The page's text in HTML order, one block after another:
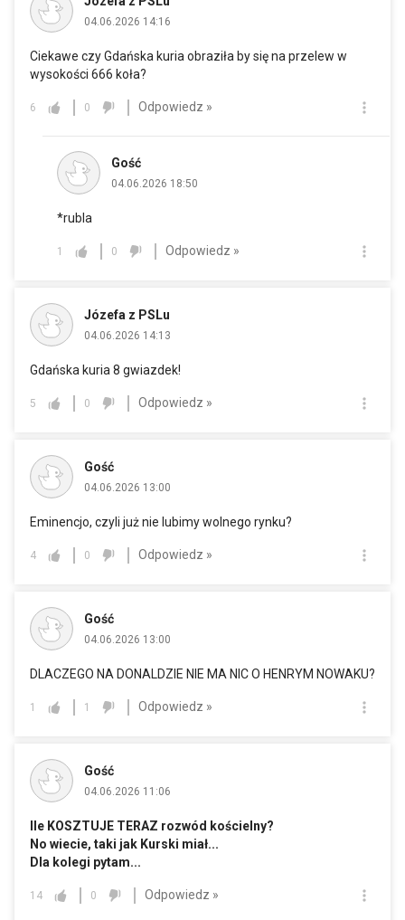
04.06.2026 14:16
Ciekawe czy Gdańska kuria obraziła by się na przelew w
wysokości 666 koła?
6 0 Odpowiedz »
Gość
04.06.2026 18:50
*rubla
1 0 Odpowiedz »
Józefa z PSLu
04.06.2026 14:13
Gdańska kuria 8 gwiazdek!
5 0 Odpowiedz »
Gość
04.06.2026 13:00
Eminencjo, czyli już nie lubimy wolnego rynku?
4 0 Odpowiedz »
Gość
04.06.2026 13:00
DLACZEGO NA DONALDZIE NIE MA NIC O HENRYM NOWAKU?
1 1 Odpowiedz »
Gość
04.06.2026 11:06
Ile KOSZTUJE TERAZ rozwód kościelny?
No wiecie, taki jak Kurski miał...
Dla kolegi pytam...
14 0 Odpowiedz »